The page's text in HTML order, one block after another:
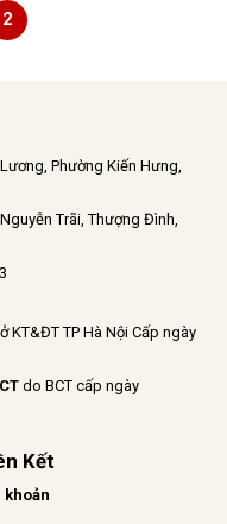
2
Phường Kiến Hưng,
Trãi, Thượng Đình,
KT&ĐT TP Hà Nội Cấp ngày
do BCT cấp ngày
Kết
khoản